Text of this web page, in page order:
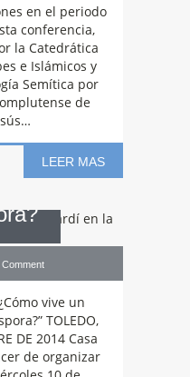
en el periodo
conferencia,
la Catedrática
e Islámicos y
Semítica por
de
LEER MAS
vive un
en la
Comment
vive un
TOLEDO,
DE 2014 Casa
de organizar